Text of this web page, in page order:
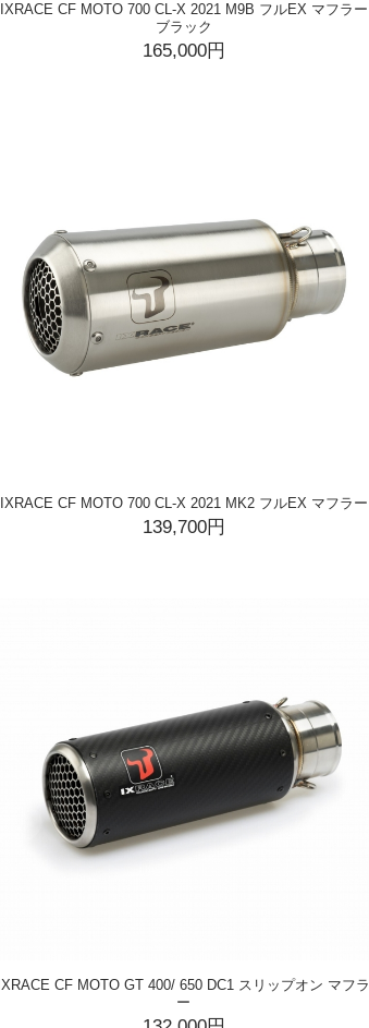
IXRACE CF MOTO 700 CL-X 2021 M9B フルEX マフラー
ブラック
165,000円
IXRACE CF MOTO 700 CL-X 2021 MK2 フルEX マフラー
139,700円
IXRACE CF MOTO GT 400/ 650 DC1 スリップオン マフラ
ー